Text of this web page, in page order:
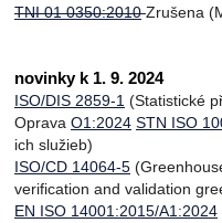
TNI 01 0350:2010 Zrušena
novinky k 1. 9. 2024
ISO/DIS 2859-1 (Statistické
Oprava O1:2024 STN ISO
ich služieb)
ISO/CD 14064-5
verification and validation
EN ISO 14001:2015/A1:2024